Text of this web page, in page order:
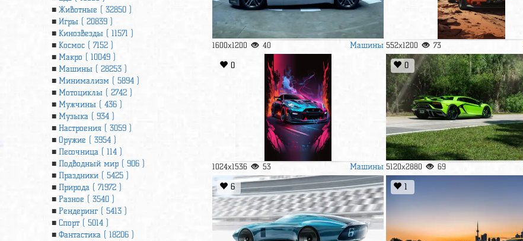
Животные ( 32850 )
Игры ( 20839 )
Кинозвезды ( 11571 )
Космос ( 7152 )
Макро ( 10049 )
Машины ( 28253 )
Минимализм ( 5894 )
Мотоциклы ( 2742 )
Мужчины ( 436 )
Музыка ( 934 )
Настроения ( 3059 )
Оружие ( 3954 )
Песочница ( 114 )
Подводный мир ( 906 )
Праздники ( 5425 )
Природа ( 71972 )
Разное ( 3540 )
Рендеринг ( 5413 )
Спорт ( 5014 )
Фантастика ( 18206 )
1600x1200 40 Машины 552x1200 73
0
1024x1536 53 Машины
0
5120x2880 69
6
1